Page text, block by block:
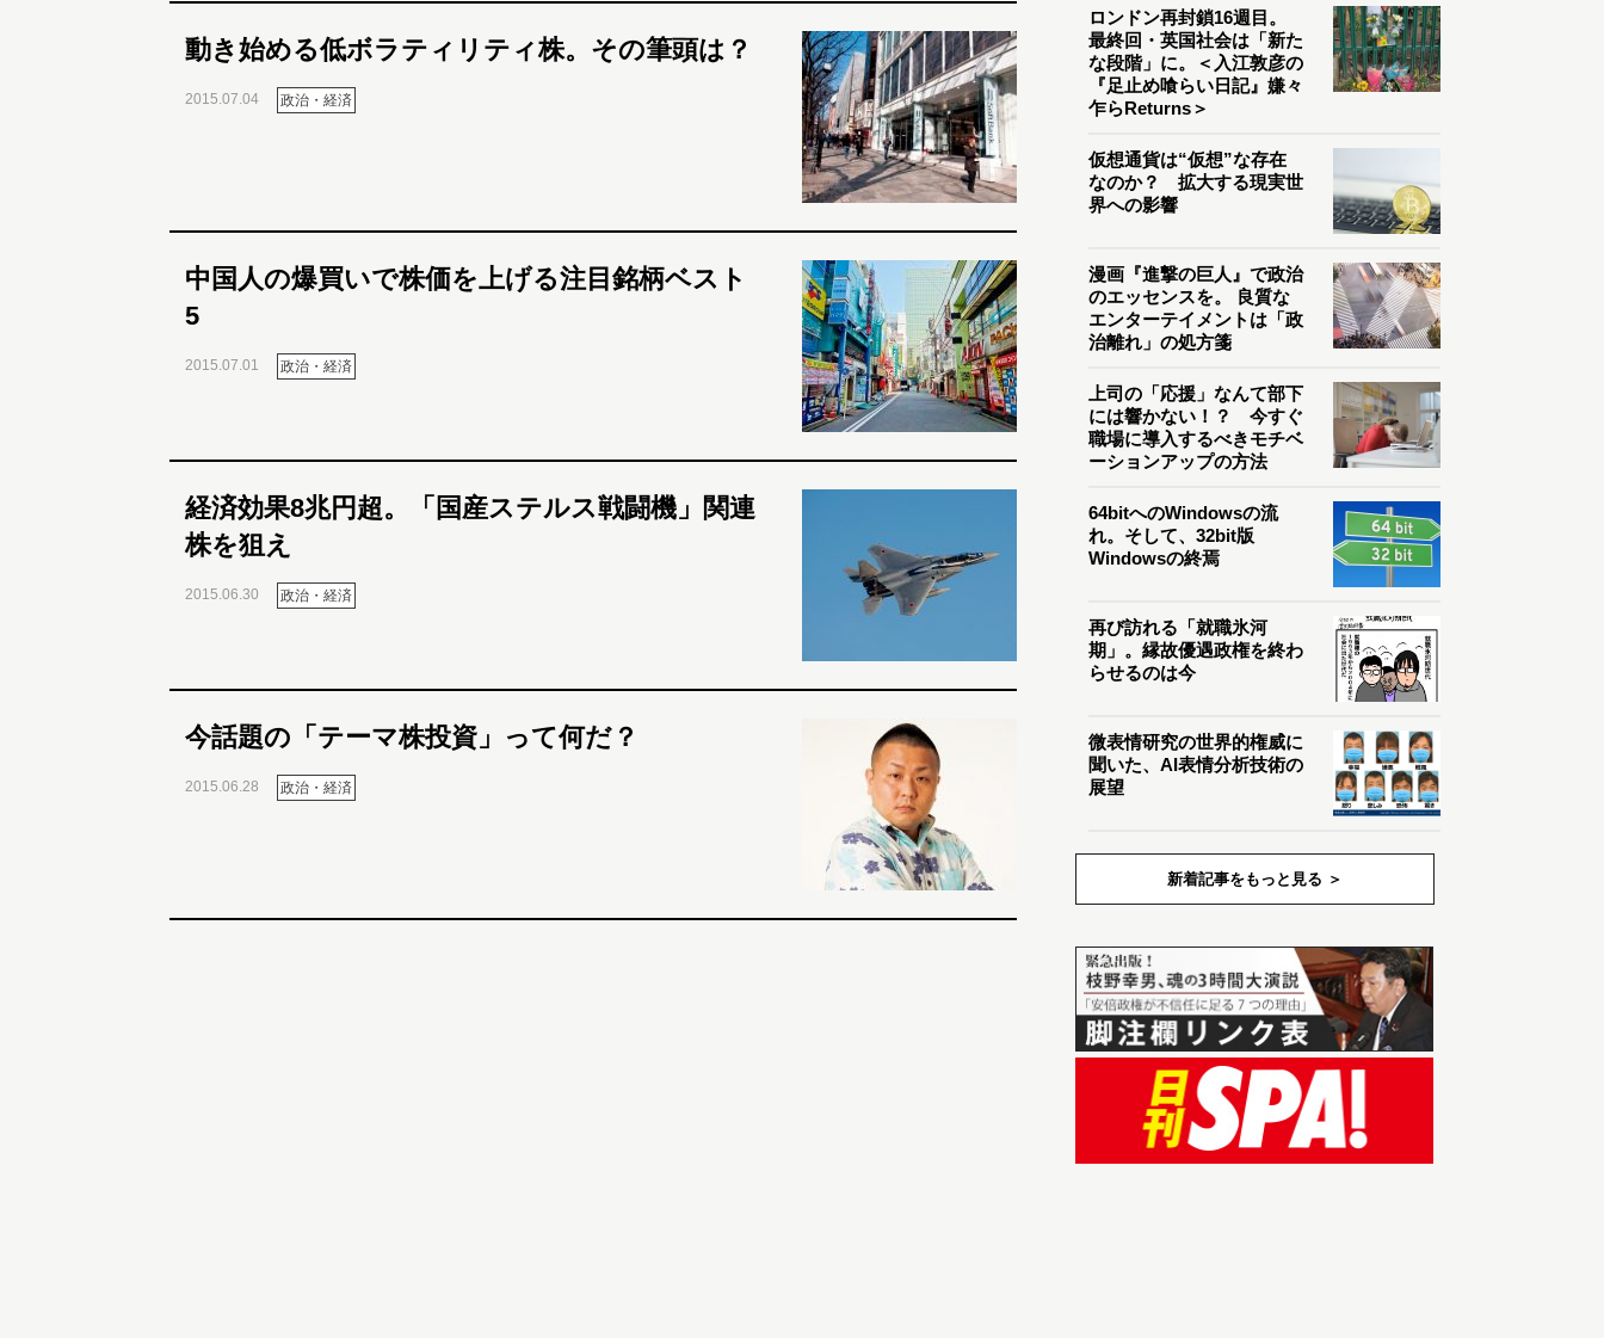
動き始める低ボラティリティ株。その筆頭は？
2015.07.04 政治・経済
中国人の爆買いで株価を上げる注目銘柄ベスト
5
2015.07.01 政治・経済
経済効果8兆円超。「国産ステルス戦闘機」関連
株を狙え
2015.06.30 政治・経済
今話題の「テーマ株投資」って何だ？
2015.06.28 政治・経済
ロンドン再封鎖16週目。
最終回・英国社会は「新た
な段階」に。＜入江敦彦の
『足止め喰らい日記』嫌々
乍らReturns＞
仮想通貨は“仮想”な存在
なのか？ 拡大する現実世
界への影響
漫画『進撃の巨人』で政治
のエッセンスを。 良質な
エンターテイメントは「政
治離れ」の処方箋
上司の「応援」なんて部下
には響かない！？ 今すぐ
職場に導入するべきモチベ
ーションアップの方法
64bitへのWindowsの流
れ。そして、32bit版
Windowsの終焉
再び訪れる「就職氷河
期」。縁故優遇政権を終わ
らせるのは今
微表情研究の世界的権威に
聞いた、AI表情分析技術の
展望
新着記事をもっと見る